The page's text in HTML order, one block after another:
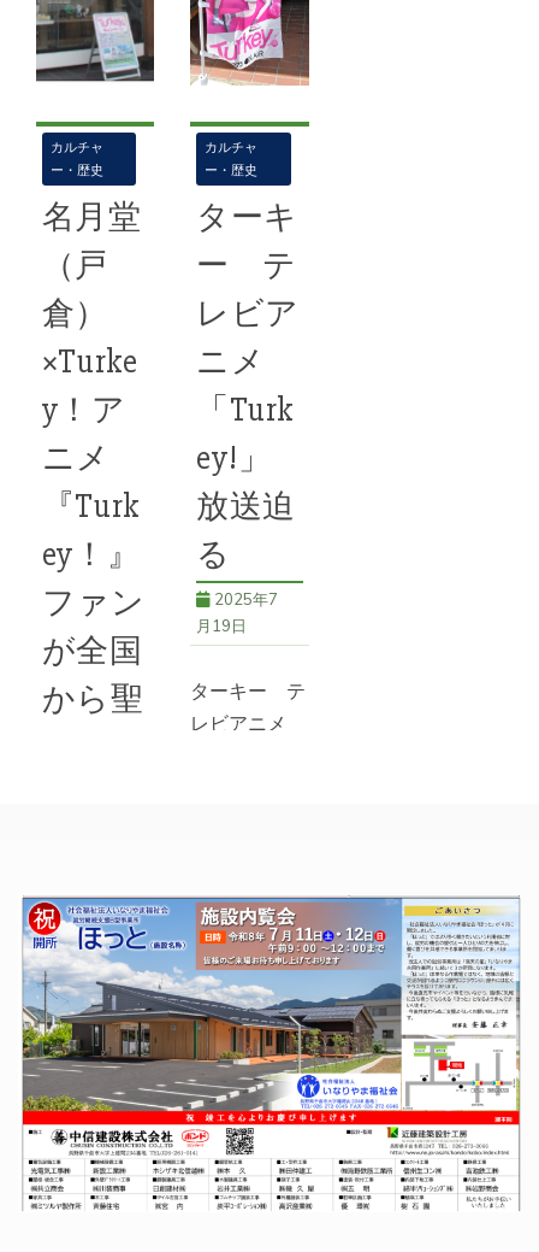
受け、姨捨の
千曲市日本遺
原画展が開催
中
続きを読む
76号
会や文化の振
興を目指す一
般社団法人ア
ム協会は、２
０２６年版
『訪れてみた
メ聖地88』
に
続きを読む
カルチャ
ー・歴史
名月堂
（戸
倉）
×Turke
y！ア
ニメ
『Turk
ey！』
ファン
が全国
から聖
名月堂（戸
倉）
×Turkey！ア
ニメ
『Turkey！』
ファンが全国
から聖地巡礼
に テレビ
信州の放送も
カルチャ
ー・歴史
ターキ
ー テ
レビア
ニメ
「Turk
ey!」
放送迫
る
2025年7
月19日
ターキー テ
レビアニメ
メ「Ｔｕｒｋ
ｅｙ！」を盛
り上げよう
と、千曲市秘
書広報課では
屋代駅前通り
商店街と上山
田温泉旅館組
合などに宣伝
の幟旗